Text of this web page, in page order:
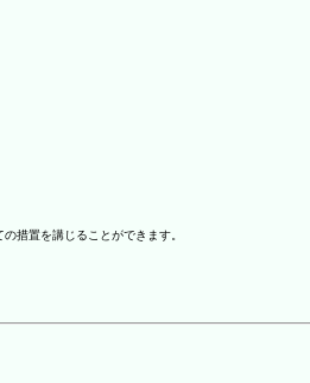
措置を講じることができます。